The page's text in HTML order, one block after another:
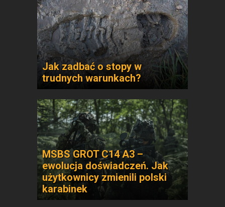
Jak zadbać o stopy w
trudnych warunkach?
MSBS GROT C14 A3 –
ewolucja doświadczeń. Jak
użytkownicy zmienili polski
karabinek